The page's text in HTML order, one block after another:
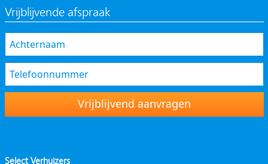
Vrijblijvende afspraak
Vrijblijvend aanvragen
Select Verhuizers